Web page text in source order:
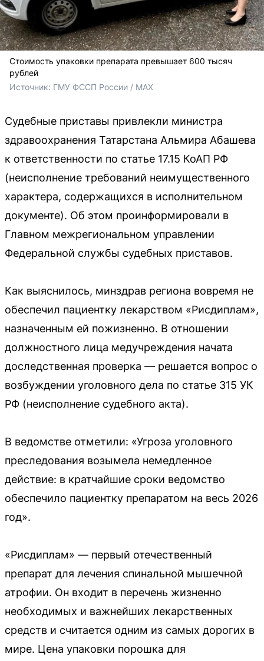
Стоимость упаковки препарата превышает 600 тысяч
рублей
Источник: ГМУ ФССП России / MAX
Судебные приставы привлекли министра
здравоохранения Татарстана Альмира Абашева
к ответственности по статье 17.15 КоАП РФ
(неисполнение требований неимущественного
характера, содержащихся в исполнительном
документе). Об этом проинформировали в
Главном межрегиональном управлении
Федеральной службы судебных приставов.
Как выяснилось, минздрав региона вовремя не
обеспечил пациентку лекарством «Рисдиплам»,
назначенным ей пожизненно. В отношении
должностного лица медучреждения начата
доследственная проверка — решается вопрос о
возбуждении уголовного дела по статье 315 УК
РФ (неисполнение судебного акта).
В ведомстве отметили: «Угроза уголовного
преследования возымела немедленное
действие: в кратчайшие сроки ведомство
обеспечило пациентку препаратом на весь 2026
год».
«Рисдиплам» — первый отечественный
препарат для лечения спинальной мышечной
атрофии. Он входит в перечень жизненно
необходимых и важнейших лекарственных
средств и считается одним из самых дорогих в
мире. Цена упаковки порошка для